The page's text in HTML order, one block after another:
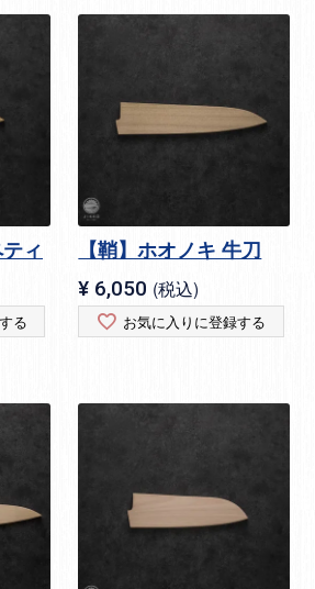
ィ
る
【鞘】ホオノキ 牛刀
¥ 6,050 税込
お気に入りに登録する